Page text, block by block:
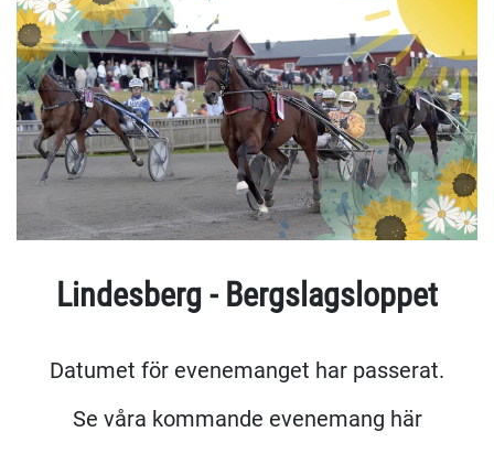
Lindesberg - Bergslagsloppet
Datumet för evenemanget har passerat.
Se våra kommande evenemang här